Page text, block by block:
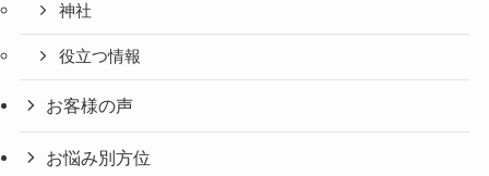
神社
役立つ情報
お客様の声
お悩み別方位